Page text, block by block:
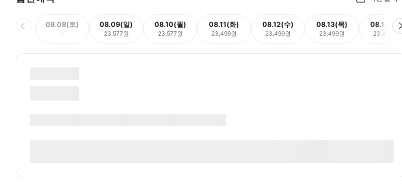
08.08(토)
-
08.09(일)
23,577원
08.10(월)
23,577원
08.11(화)
23,499원
08.12(수)
23,499원
08.13(목)
23,499원
08.14(금)
23,499원